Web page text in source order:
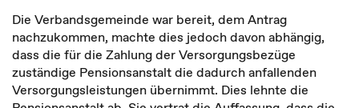
Die Verbandsgemeinde war bereit, dem Antrag
nachzukommen, machte dies jedoch davon abhängig,
dass die für die Zahlung der Versorgungsbezüge
zuständige Pensionsanstalt die dadurch anfallenden
Versorgungsleistungen übernimmt. Dies lehnte die